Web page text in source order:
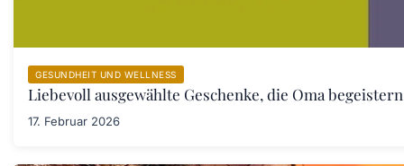
GESUNDHEIT UND WELLNESS
Liebevoll ausgewählte Geschenke, die Oma
17. Februar 2026